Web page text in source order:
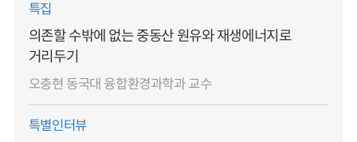
특집
의존할 수밖에 없는 중동산 원유와 재생에너지로
거리두기
오충현 동국대 융합환경과학과 교수
특별인터뷰